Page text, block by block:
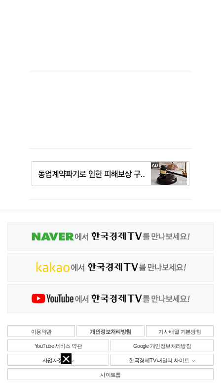
이용약관 개인정보처리방침 기사배열 기본방침
YouTube 서비스 약관 Google 개인정보처리방침
사업자정보 한국경제TV 패밀리 사이트
사이트맵